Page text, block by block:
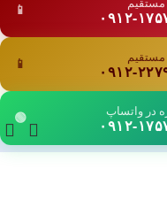
۱۷۵۷۹۲۳ 📱
۲۲۷۹۲۰۰ 📱
در واتساپ
۱۷۵۷۹۲۳ 🟢